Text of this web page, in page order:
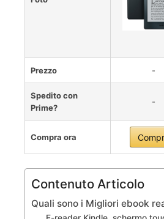
Prezzo -
Spedito con
Prime?
-
Compra ora
Contenuto Articolo
Quali sono i Migliori ebook